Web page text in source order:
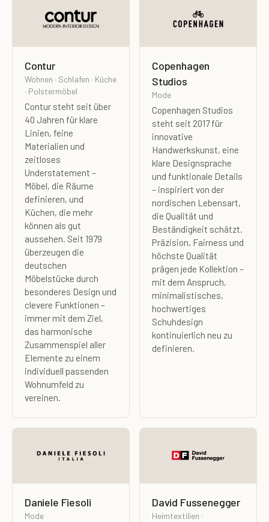
Contur
Wohnen · Schlafen · Küche
· Polstermöbel
Contur steht seit über
40 Jahren für klare
Linien, feine
Materialien und
zeitloses
Understatement –
Möbel, die Räume
definieren, und
Küchen, die mehr
können als gut
aussehen. Seit 1979
überzeugen die
deutschen
Möbelstücke durch
besonderes Design und
clevere Funktionen –
immer mit dem Ziel,
das harmonische
Zusammenspiel aller
Elemente zu einem
individuell passenden
Wohnumfeld zu
vereinen.
Copenhagen
Studios
Mode
Copenhagen Studios
steht seit 2017 für
innovative
Handwerkskunst, eine
klare Designsprache
und funktionale Details
– inspiriert von der
nordischen Lebensart,
die Qualität und
Beständigkeit schätzt.
Präzision, Fairness und
höchste Qualität
prägen jede Kollektion –
mit dem Anspruch,
minimalistisches,
hochwertiges
Schuhdesign
kontinuierlich neu zu
definieren.
Daniele Fiesoli
Mode
David Fussenegger
Heimtextilien ·